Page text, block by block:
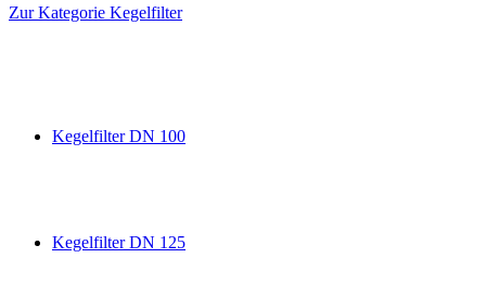
Zur Kategorie Kegelfilter
Kegelfilter DN 100
Kegelfilter DN 125